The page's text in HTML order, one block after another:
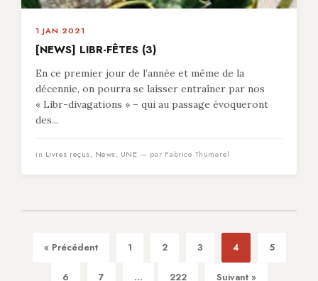
1 JAN 2021
[NEWS] LIBR-FÊTES (3)
En ce premier jour de l’année et même de la
décennie, on pourra se laisser entraîner par nos
« Libr-divagations » – qui au passage évoqueront
des...
in Livres reçus, News, UNE — par Fabrice Thumerel
« Précédent 1 2 3 4 5
6 7 ... 222 Suivant »